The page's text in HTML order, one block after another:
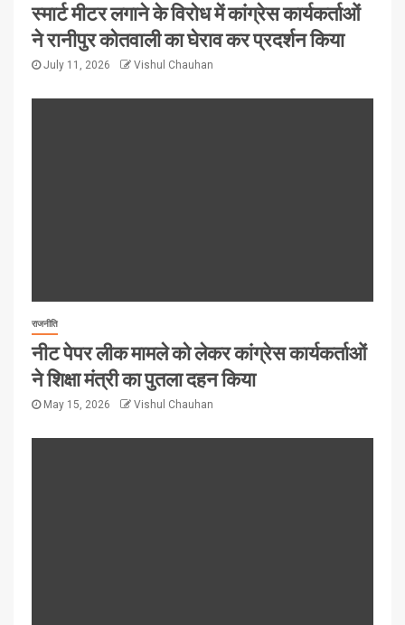
स्मार्ट मीटर लगाने के विरोध में कांग्रेस कार्यकर्ताओं
ने रानीपुर कोतवाली का घेराव कर प्रदर्शन किया
July 11, 2026 Vishul Chauhan
राजनीति
नीट पेपर लीक मामले को लेकर कांग्रेस कार्यकर्ताओं
ने शिक्षा मंत्री का पुतला दहन किया
May 15, 2026 Vishul Chauhan